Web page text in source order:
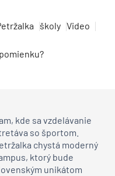
školy Video
kde sa vzdelávanie
so športom.
chystá moderný
ktorý bude
unikátom